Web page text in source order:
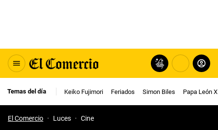
Temas del día Keiko Fujimori Feriados Simon Biles Papa León
El Comercio · Luces · Cine